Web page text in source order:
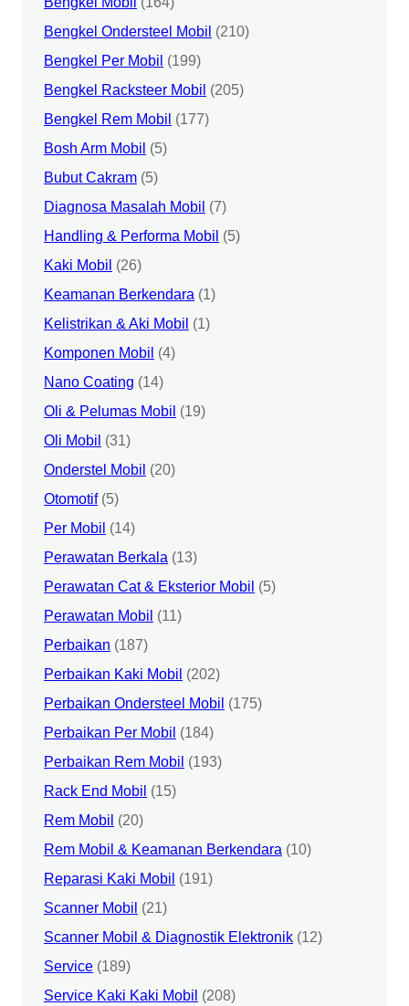
Bengkel Ondersteel Mobil (210)
Bengkel Per Mobil (199)
Bengkel Racksteer Mobil (205)
Bengkel Rem Mobil (177)
Bosh Arm Mobil (5)
Bubut Cakram (5)
Diagnosa Masalah Mobil (7)
Handling & Performa Mobil (5)
Kaki Mobil (26)
Keamanan Berkendara (1)
Kelistrikan & Aki Mobil (1)
Komponen Mobil (4)
Nano Coating (14)
Oli & Pelumas Mobil (19)
Oli Mobil (31)
Onderstel Mobil (20)
Otomotif(5)
Per Mobil (14)
Perawatan Berkala (13)
Perawatan Cat & Eksterior Mobil (5)
Perawatan Mobil (11)
Perbaikan (187)
Perbaikan Kaki Mobil (202)
Perbaikan Ondersteel Mobil (175)
Perbaikan Per Mobil (184)
Perbaikan Rem Mobil (193)
Rack End Mobil (15)
Rem Mobil (20)
Rem Mobil & Keamanan Berkendara (10)
Reparasi Kaki Mobil (191)
Scanner Mobil (21)
Scanner Mobil & Diagnostik Elektronik (12)
Service (189)
Service Kaki Kaki Mobil (208)